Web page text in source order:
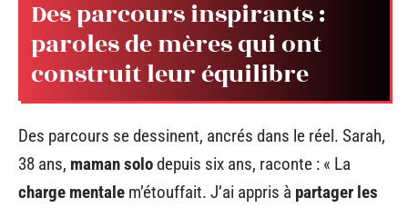
Des parcours inspirants :
paroles de mères qui ont
construit leur équilibre
Des parcours se dessinent, ancrés dans le réel. Sarah,
38 ans, maman solodepuis six ans, raconte : « La
charge mentale m’étouffait. J’ai appris à partager les